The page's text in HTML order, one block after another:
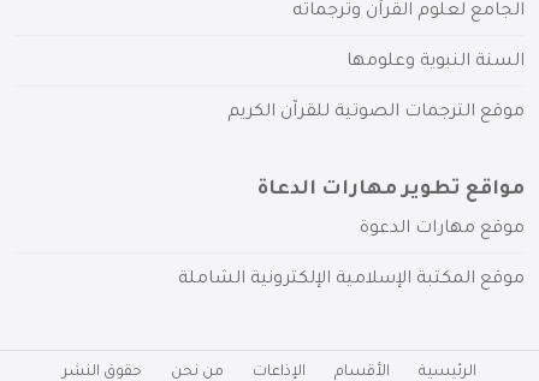
الجامع لعلوم القرآن وترجماته
السنة النبوية وعلومها
موقع الترجمات الصوتية للقرآن الكريم
مواقع تطوير مهارات الدعاة
موقع مهارات الدعوة
موقع المكتبة الإسلامية الإلكترونية الشاملة
الرئيسية الأقسام الإذاعات من نحن حقوق النشر